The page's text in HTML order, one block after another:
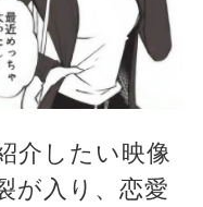
介したい映像
が入り、恋愛